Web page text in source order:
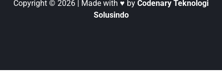
Copyright © 2026 | Made with ♥ by Codenary Teknologi
Solusindo